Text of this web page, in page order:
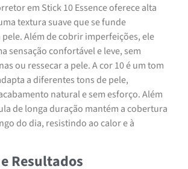
em Stick 10 Essence oferece alta
textura suave que se funde
Além de cobrir imperfeições, ele
sensação confortável e leve, sem
ou ressecar a pele. A cor 10 é um tom
a diferentes tons de pele,
natural e sem esforço. Além
de longa duração mantém a cobertura
do dia, resistindo ao calor e à
Resultados